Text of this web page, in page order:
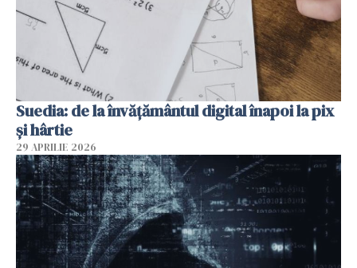
Suedia: de la învățământul digital înapoi la pix
și hârtie
29 APRILIE 2026